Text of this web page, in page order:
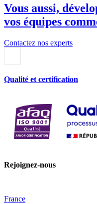
Vous aussi,
vos équipes
Contactez nos experts
Qualité et certification
Rejoignez-nous
France